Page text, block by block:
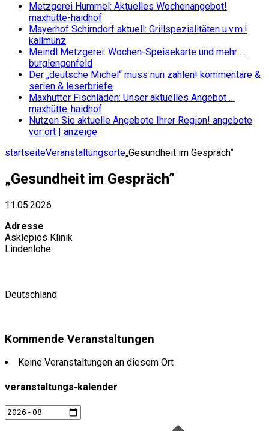
Metzgerei Hummel: Aktuelles Wochenangebot!
maxhütte-haidhof
Mayerhof Schirndorf aktuell: Grillspezialitäten u.v.m.!
kallmünz
Meindl Metzgerei: Wochen-Speisekarte und mehr …
burglengenfeld
Der „deutsche Michel“ muss nun zahlen! kommentare &
serien & leserbriefe
Maxhütter Fischladen: Unser aktuelles Angebot …
maxhütte-haidhof
Nutzen Sie aktuelle Angebote Ihrer Region! angebote
vor ort | anzeige
startseiteVeranstaltungsorte„Gesundheit im Gespräch”
„Gesundheit im Gespräch”
11.05.2026
Adresse
Asklepios Klinik
Lindenlohe
Deutschland
Kommende Veranstaltungen
Keine Veranstaltungen an diesem Ort
veranstaltungs-kalender